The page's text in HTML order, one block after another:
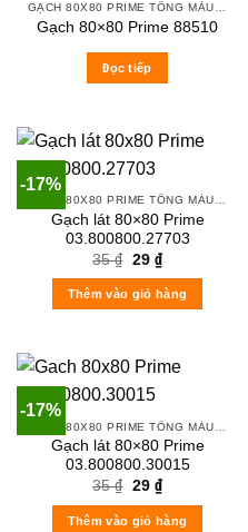
Gạch 80×80 Prime 88510
Đọc tiếp
-17%
GẠCH 80X80 PRIME TÔNG MÀU TRẮNG XÁM
Gạch lát 80×80 Prime
03.800800.27703
35₫ Original
price
was:
35 ₫.
29 ₫Current
price
is:
29 ₫.
Thêm vào giỏ hàng
-17%
Gạch lát 80×80 Prime
03.800800.30015
35₫ Original
price
was:
35 ₫.
29 ₫Current
price
is:
29 ₫.
Thêm vào giỏ hàng